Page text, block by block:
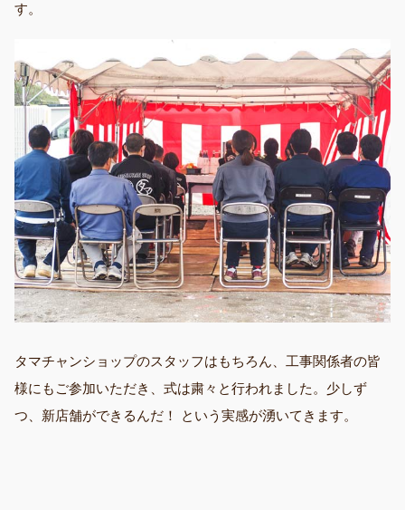
す。
タマチャンショップのスタッフはもちろん、工事関係者の皆
様にもご参加いただき、式は粛々と行われました。少しず
つ、新店舗ができるんだ！ という実感が湧いてきます。